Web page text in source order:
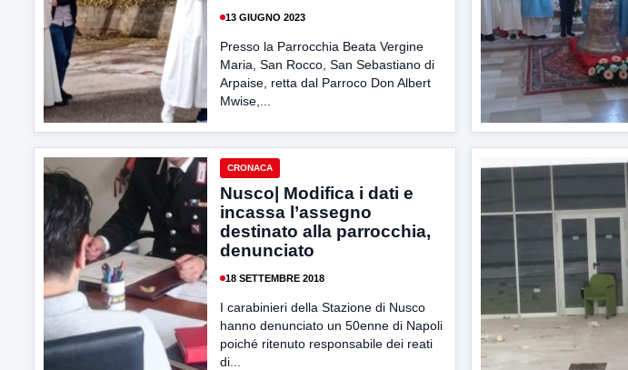
13 GIUGNO 2023
Presso la Parrocchia Beata Vergine
Maria, San Rocco, San Sebastiano di
Arpaise, retta dal Parroco Don Albert
Mwise,...
CRONACA
Nusco| Modifica i dati e
incassa l’assegno
destinato alla parrocchia,
denunciato
18 SETTEMBRE 2018
I carabinieri della Stazione di Nusco
hanno denunciato un 50enne di Napoli
poiché ritenuto responsabile dei reati
di...